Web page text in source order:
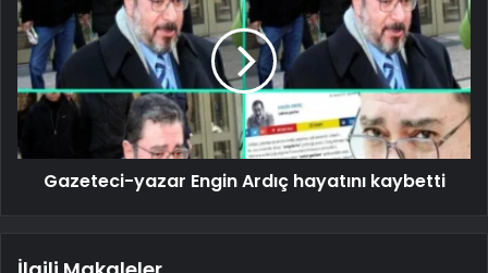
Gazeteci-yazar Engin Ardıç hayatını kaybetti